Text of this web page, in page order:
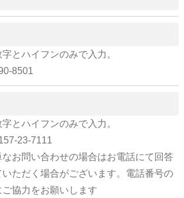
とハイフンのみで入力。
8501
とハイフンのみで入力。
23-7111
お問い合わせの場合はお電話にて回答
いただく場合がございます。電話番号の
ご協力をお願いします